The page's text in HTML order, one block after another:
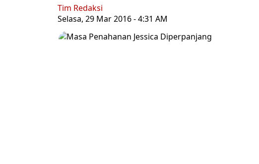
Tim Redaksi
Selasa, 29 Mar 2016 - 4:31 AM